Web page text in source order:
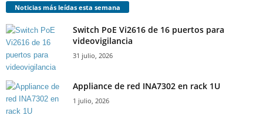
Noticias más leídas esta semana
Switch PoE Vi2616 de 16 puertos para
videovigilancia
31 julio, 2026
Appliance de red INA7302 en rack 1U
1 julio, 2026